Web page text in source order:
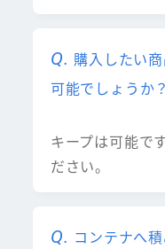
購入したい
可能でしょうか？
キープは可能で
ださい。
コンテナへ